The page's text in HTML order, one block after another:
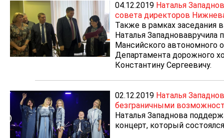
04.12.2019 Наталья
совета директоров
Также в рамках заседания
Наталья
Мансийского автономного
Департамента дорожного
Константину Сергеевичу.
02.12.2019 Наталья
безграничными
Наталья Западнова
концерт, который